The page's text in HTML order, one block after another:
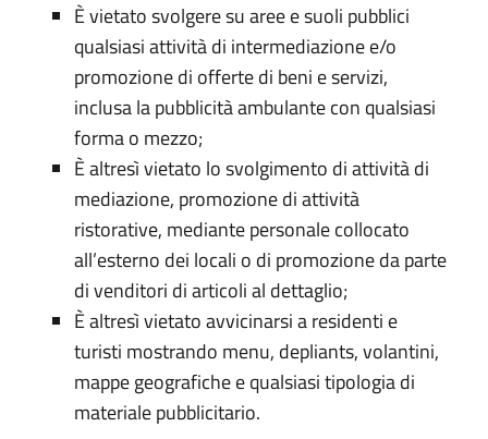
È vietato svolgere su aree e suoli pubblici
qualsiasi attività di intermediazione e/o
promozione di offerte di beni e servizi,
inclusa la pubblicità ambulante con qualsiasi
forma o mezzo;
È altresì vietato lo svolgimento di attività di
mediazione, promozione di attività
ristorative, mediante personale collocato
all’esterno dei locali o di promozione da parte
di venditori di articoli al dettaglio;
È altresì vietato avvicinarsi a residenti e
turisti mostrando menu, depliants, volantini,
mappe geografiche e qualsiasi tipologia di
materiale pubblicitario.